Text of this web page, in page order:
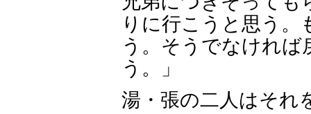
りに行こうと思う。
う。そうでなけれ
う。」
湯・張の二人はそれ